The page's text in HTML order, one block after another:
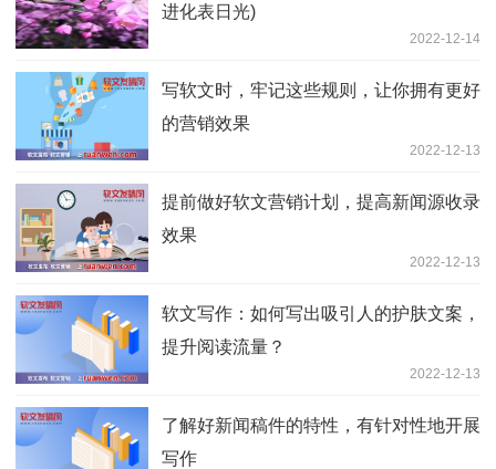
进化表日光)
2022-12-14
写软文时，牢记这些规则，让你拥有更好
的营销效果
2022-12-13
提前做好软文营销计划，提高新闻源收录
效果
2022-12-13
软文写作：如何写出吸引人的护肤文案，
提升阅读流量？
2022-12-13
了解好新闻稿件的特性，有针对性地开展
写作